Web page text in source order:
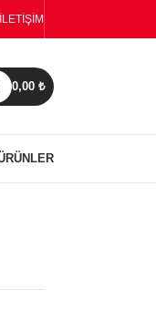
İLETIŞIM
0,00 ₺